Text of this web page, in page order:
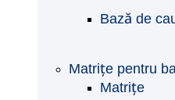
Bază de
Matrițe pentru
Matrițe